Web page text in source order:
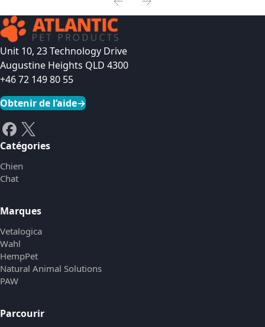
Unit 10, 23 Technology Drive
Augustine Heights QLD 4300
+46 72 149 80 55
Obtenir de l’aide→
Catégories
Chien
Chat
Marques
Vetalogica
Wahl
HempPet
Natural Animal Solutions
PAW
Parcourir